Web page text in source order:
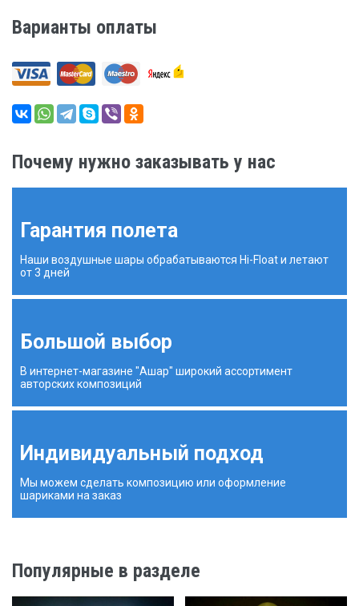
Варианты оплаты
Почему нужно заказывать у нас
Гарантия полета
Наши воздушные шары обрабатываются Hi-Float и летают
от 3 дней
Большой выбор
В интернет-магазине "Ашар" широкий ассортимент
авторских композиций
Индивидуальный подход
Мы можем сделать композицию или оформление
шариками на заказ
Популярные в разделе